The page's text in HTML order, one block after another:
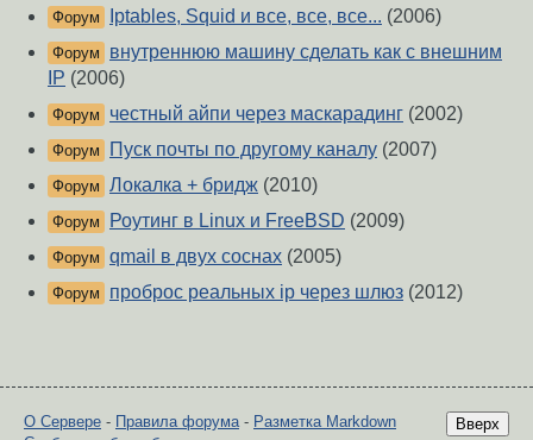
Форум Iptables, Squid и все, все, все... (2006)
Форум
внутреннюю машину сделать как с внешним
IP (2006)
Форум честный айпи через маскарадинг (2002)
Форум Пуск почты по другому каналу (2007)
Форум Локалка + бридж (2010)
Форум Роутинг в Linux и FreeBSD (2009)
Форум qmail в двух соснах (2005)
Форум проброс реальных ip через шлюз (2012)
Вверх
О Сервере - Правила форума- Разметка Markdown